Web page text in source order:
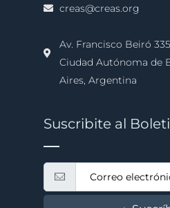
creas@creas.org
Av. Francisco Beiró
Ciudad Autónoma de
Aires, Argentina
Suscribite al